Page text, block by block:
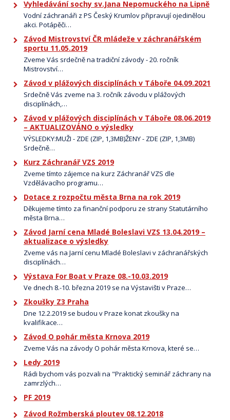
Vyhledávání sochy sv.Jana Nepomuckého na Lipně
Vodní záchranáři z PS Český Krumlov připravují ojedinělou
akci. Potápěči…
Závod Mistrovství ČR mládeže v záchranářském
sportu 11.05.2019
Zveme Vás srdečně na tradiční závody - 20. ročník
Mistrovství…
Závod v plážových disciplínách v Táboře 04.09.2021
Srdečně Vás zveme na 3. ročník závodu v plážových
disciplínách,…
Závod v plážových disciplínách v Táboře 08.06.2019
– AKTUALIZOVÁNO o výsledky
VÝSLEDKY:MUŽI - ZDE (ZIP, 1,3MB)ŽENY - ZDE (ZIP, 1,3MB)
Srdečně…
Kurz Záchranář VZS 2019
Zveme tímto zájemce na kurz Záchranář VZS dle
Vzdělávacího programu…
Dotace z rozpočtu města Brna na rok 2019
Děkujeme tímto za finanční podporu ze strany Statutárního
města Brna…
Závod Jarní cena Mladé Boleslavi VZS 13.04.2019 –
aktualizace o výsledky
Zveme vás na Jarní cenu Mladé Boleslavi v záchranářských
disciplínách…
Výstava For Boat v Praze 08.-10.03.2019
Ve dnech 8.-10. března 2019 se na Výstavišti v Praze…
Zkoušky Z3 Praha
Dne 12.2.2019 se budou v Praze konat zkoušky na
kvalifikace…
Závod O pohár města Krnova 2019
Zveme Vás na závody O pohár města Krnova, které se…
Ledy 2019
Rádi bychom vás pozvali na "Praktický seminář záchrany na
zamrzlých…
PF 2019
Závod Rožmberská ploutev 08.12.2018